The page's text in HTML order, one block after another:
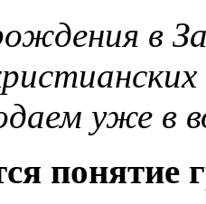
в
уже в
понятие